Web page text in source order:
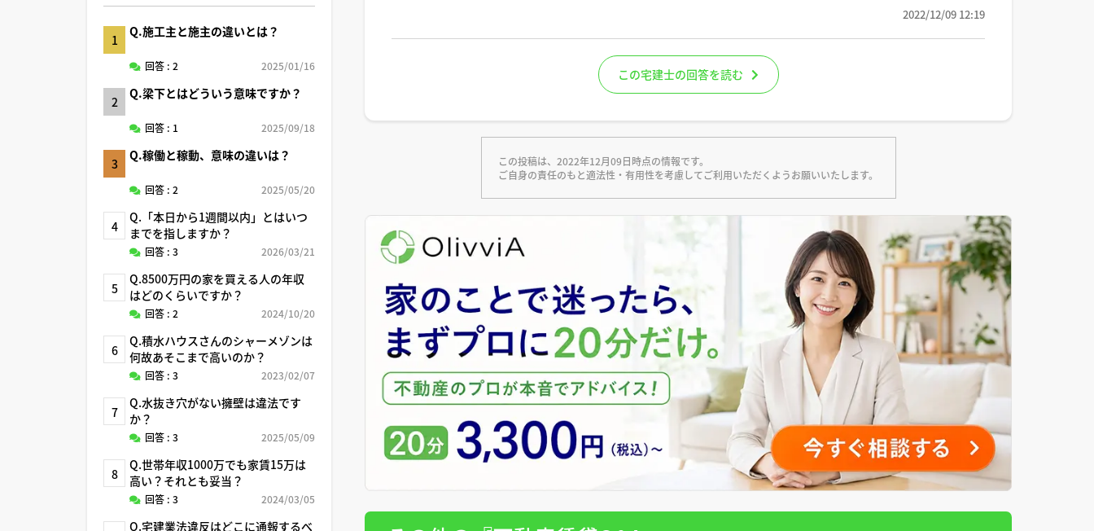
1
Q.施工主と施主の違いとは？
回答 : 2 2025/01/16
2
Q.梁下とはどういう意味ですか？
回答 : 1 2025/09/18
3
Q.稼働と稼動、意味の違いは？
回答 : 2 2025/05/20
4
Q.「本日から1週間以内」とはいつ
までを指しますか？
回答 : 3 2026/03/21
5
Q.8500万円の家を買える人の年収
はどのくらいですか？
回答 : 2 2024/10/20
6
Q.積水ハウスさんのシャーメゾンは
何故あそこまで高いのか？
回答 : 3 2023/02/07
7
Q.水抜き穴がない擁壁は違法です
か？
回答 : 3 2025/05/09
8
Q.世帯年収1000万でも家賃15万は
高い？それとも妥当？
回答 : 3 2024/03/05
Q.宅建業法違反はどこに通報するべ
2022/12/09 12:19
この宅建士の回答を読む
この投稿は、2022年12月09日時点の情報です。
ご自身の責任のもと適法性・有用性を考慮してご利用いただくようお願いいたします。